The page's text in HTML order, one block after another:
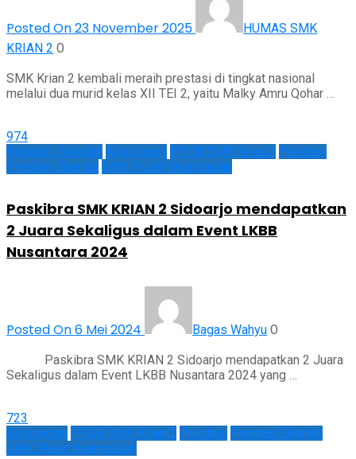
Posted On 23 November 2025
HUMAS SMK
KRIAN 2 0
SMK Krian 2 kembali meraih prestasi di tingkat nasional
melalui dua murid kelas XII TEI 2, yaitu Malky Amru Qohar …
974
Kegiatan Sekolah Kesiswaan PPDB SMK Krian 2 Prestasi
Prestasi Skarida SMK Pusat Keunggulan
Paskibra SMK KRIAN 2 Sidoarjo mendapatkan
2 Juara Sekaligus dalam Event LKBB
Nusantara 2024
Posted On 6 Mei 2024 Bagas Wahyu 0
Paskibra SMK KRIAN 2 Sidoarjo mendapatkan 2 Juara
Sekaligus dalam Event LKBB Nusantara 2024 yang …
723
Kesiswaan PPDB SMK Krian 2 Prestasi Prestasi Skarida
SMK Pusat Keunggulan